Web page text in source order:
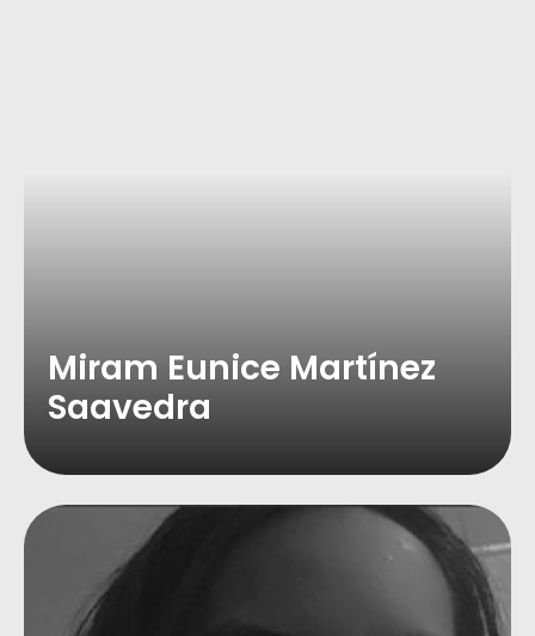
Miram Eunice Martínez
Saavedra